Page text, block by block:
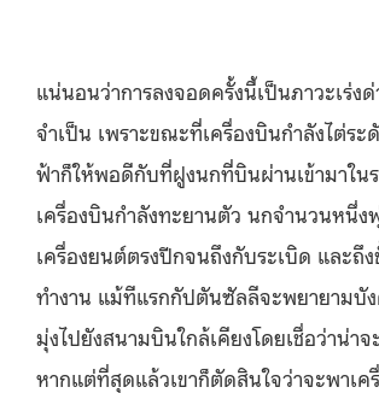
แน่นอนว่าการลงจอดครั้งนี้เป็นภาวะเร่ง
จำเป็น เพราะขณะที่เครื่องบินกำลังไต่ร
ฟ้าก็ให้พอดีกับที่ฝูงนกที่บินผ่านเข้ามาใน
เครื่องบินกำลังทะยานตัว นกจำนวนหนึ่ง
เครื่องยนต์ตรงปีกจนถึงกับระเบิด และถึ
ทำงาน แม้ทีแรกกัปตันซัลลีจะพยายามบั
มุ่งไปยังสนามบินใกล้เคียงโดยเชื่อว่าน่า
หากแต่ที่สุดแล้วเขาก็ตัดสินใจว่าจะพาเค